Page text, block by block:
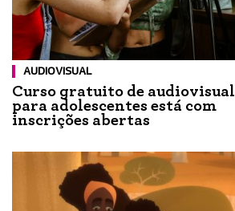
AUDIOVISUAL
Curso gratuito de audiovisual
para adolescentes está com
inscrições abertas